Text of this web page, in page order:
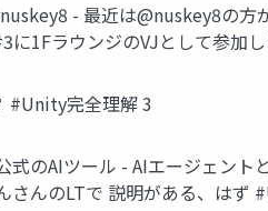
- 最近は@nuskey8の
1FラウンジのVJとして参加
#Unity完全理解 3
のAIツール - AIエージェン
さんのLTで 説明がある、は